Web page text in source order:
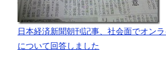
日本経済新聞朝刊記事、社会面でオン
について回答しました